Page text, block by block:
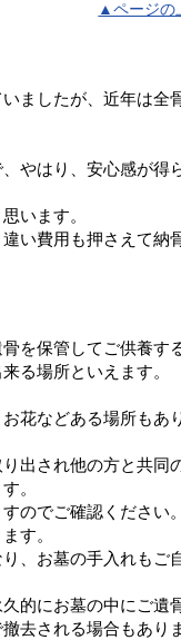
▲ページの
ましたが、近年は全
やはり、安心感が得
います。
い費用も押さえて納
を保管してご供養す
る場所といえます。
花などある場所もあ
出され他の方と共同
。
のでご確認ください
す。
、お墓の手入れもご
的にお墓の中にご遺
去される場合もあり